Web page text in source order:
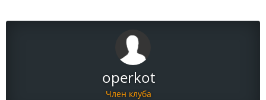
operkot
Член клуба